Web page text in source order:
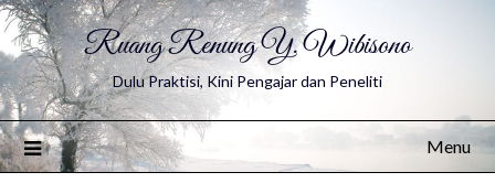
Ruang Renung Y. Wibisono
Dulu Praktisi, Kini Pengajar dan Peneliti
Menu